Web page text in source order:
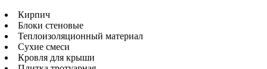
Кирпич
Блоки стеновые
Теплоизоляционный материал
Сухие смеси
Кровля для крыши